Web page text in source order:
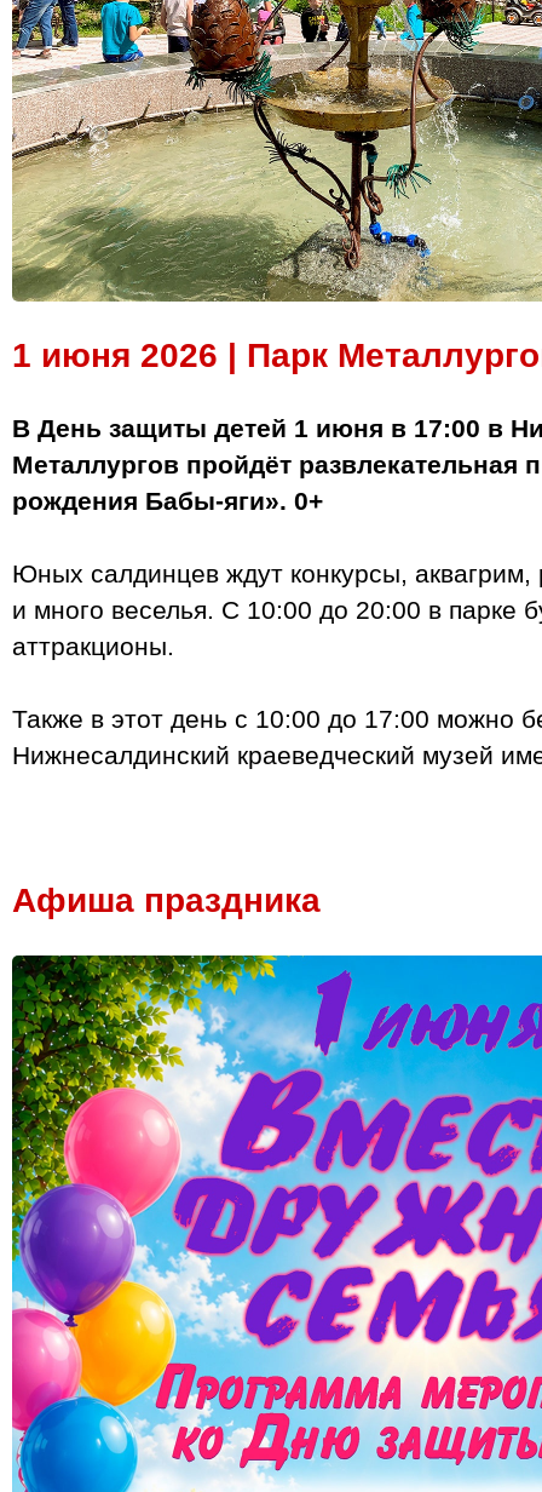
1 июня 2026 | Парк
В День защиты детей 1 июня в 17:00 в
Металлургов пройдёт развлекательная
рождения Бабы‑яги». 0+
Юных салдинцев ждут конкурсы, аквагрим,
и много веселья. С 10:00 до 20:00 в парке
аттракционы.
Также в этот день с 10:00 до 17:00 можно
Нижнесалдинский краеведческий музей
Афиша праздника